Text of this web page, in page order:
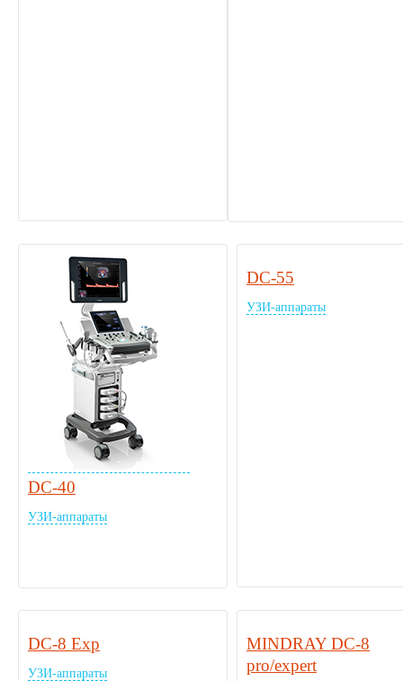
DC-40
УЗИ-аппараты
DC-55
УЗИ-аппараты
DC-8 Exp
УЗИ-аппараты
MINDRAY DC-8
pro/expert